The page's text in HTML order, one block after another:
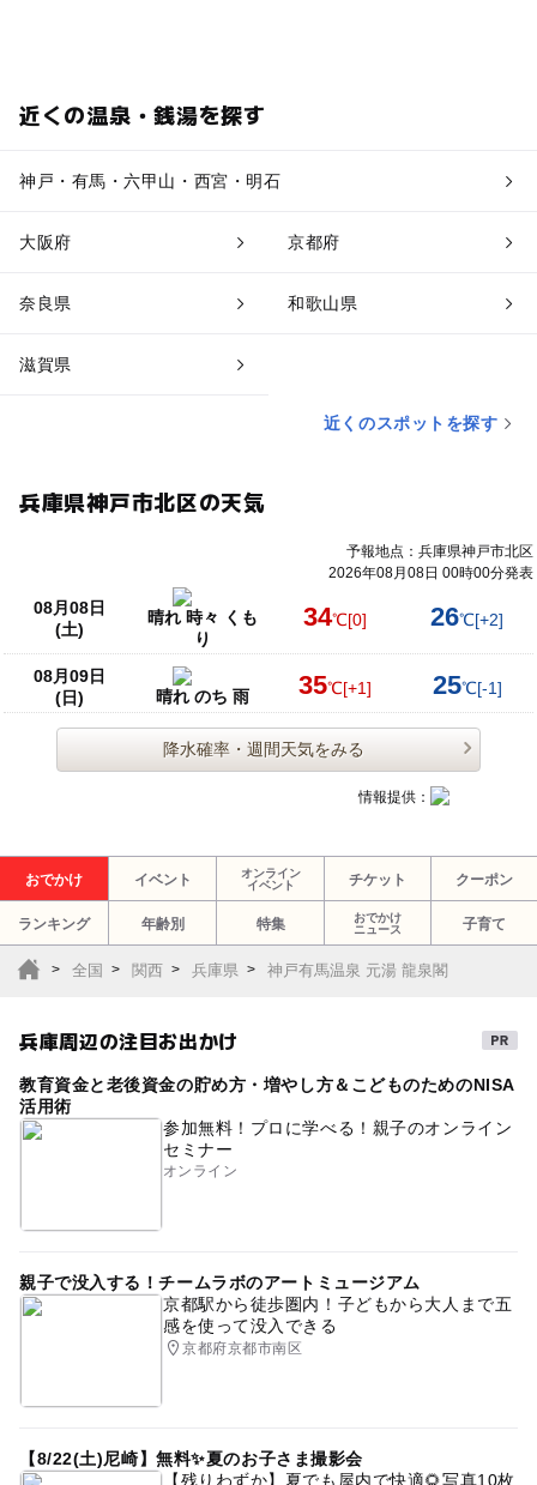
近くの温泉・銭湯を探す
神戸・有馬・六甲山・西宮・明石
大阪府 京都府
奈良県 和歌山県
滋賀県
近くのスポットを探す
兵庫県神戸市北区の天気
予報地点：兵庫県神戸市北区
2026年08月08日 00時00分発表
08月08日
(土)
晴れ 時々 くも
り
34℃[0] 26℃[+2]
08月09日
(日)
晴れ のち 雨 35℃[+1] 25℃[-1]
降水確率・週間天気をみる
情報提供：
おでかけ イベント
オンライン
イベント
チケット クーポン
ランキング 年齢別 特集
おでかけ
ニュース
子育て
全国 関西 兵庫県 神戸有馬温泉 元湯 龍泉閣
兵庫周辺の注目お出かけ
教育資金と老後資金の貯め方・増やし方＆こどものためのNISA
活用術
参加無料！プロに学べる！親子のオンライン
セミナー
オンライン
親子で没入する！チームラボのアートミュージアム
京都駅から徒歩圏内！子どもから大人まで五
感を使って没入できる
京都府京都市南区
【8/22(土)尼崎】無料✨夏のお子さま撮影会
【残りわずか】夏でも屋内で快適🌻写真10枚